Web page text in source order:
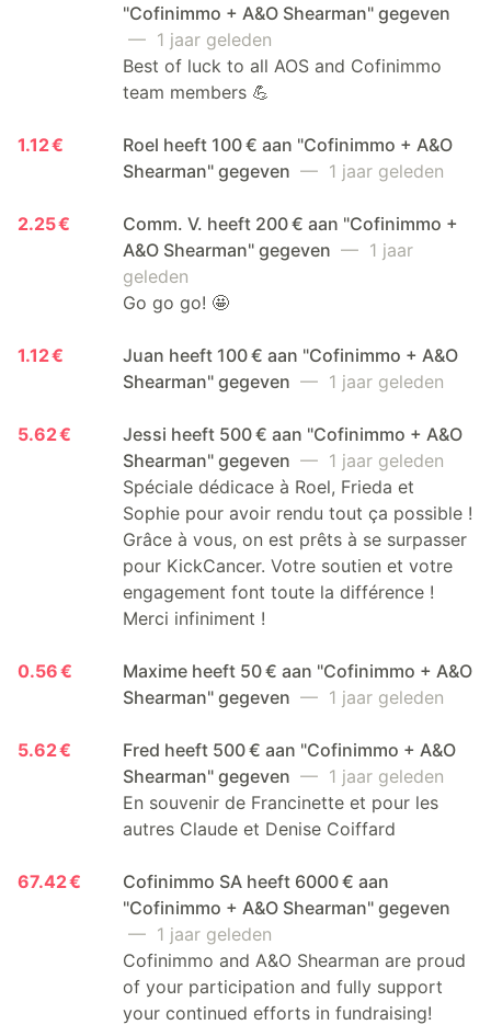
"Cofinimmo + A&O Shearman" gegeven
— 1 jaar geleden
Best of luck to all AOS and Cofinimmo
team members 💪
1.12 €
Roel heeft 100 € aan "Cofinimmo + A&O
Shearman" gegeven — 1 jaar geleden
2.25 €
Comm. V. heeft 200 € aan "Cofinimmo +
A&O Shearman" gegeven — 1 jaar
geleden
Go go go! 🤩
1.12 €
Juan heeft 100 € aan "Cofinimmo + A&O
Shearman" gegeven — 1 jaar geleden
5.62 €
Jessi heeft 500 € aan "Cofinimmo + A&O
Shearman" gegeven — 1 jaar geleden
Spéciale dédicace à Roel, Frieda et
Sophie pour avoir rendu tout ça possible !
Grâce à vous, on est prêts à se surpasser
pour KickCancer. Votre soutien et votre
engagement font toute la différence !
Merci infiniment !
0.56 €
Maxime heeft 50 € aan "Cofinimmo + A&O
Shearman" gegeven — 1 jaar geleden
5.62 €
Fred heeft 500 € aan "Cofinimmo + A&O
Shearman" gegeven — 1 jaar geleden
En souvenir de Francinette et pour les
autres Claude et Denise Coiffard
67.42 €
Cofinimmo SA heeft 6000 € aan
"Cofinimmo + A&O Shearman" gegeven
— 1 jaar geleden
Cofinimmo and A&O Shearman are proud
of your participation and fully support
your continued efforts in fundraising!